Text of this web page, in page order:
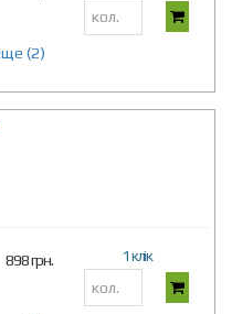
Показать еще (2)
898 грн. 1 клік